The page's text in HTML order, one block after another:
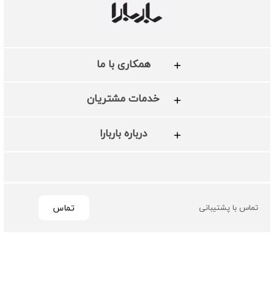
همکاری با ما
خدمات مشتریان
درباره باربارا
تماس با پشتیبانی تماس